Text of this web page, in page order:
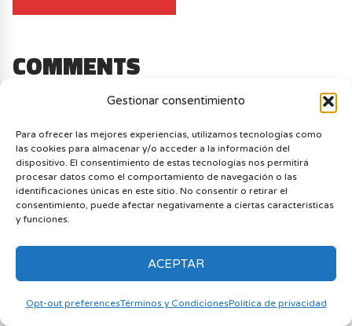
Gestionar consentimiento
Para ofrecer las mejores experiencias, utilizamos tecnologías como
las cookies para almacenar y/o acceder a la información del
dispositivo. El consentimiento de estas tecnologías nos permitirá
procesar datos como el comportamiento de navegación o las
identificaciones únicas en este sitio. No consentir o retirar el
consentimiento, puede afectar negativamente a ciertas características
y funciones.
ACEPTAR
Opt-out preferencesTérminos y CondicionesPolítica de privacidad
COMMENTS
EL CARLOS
Concuerdo con que puede ser el mejor
juego de esta generacion y tambien es lo
mejor q ue he jugado, siempre tuve la duda
de si vvalian la pena estos dlc ya que
considere comprarlos y sobretodo porque
19 JULIO, 2012
REPLY